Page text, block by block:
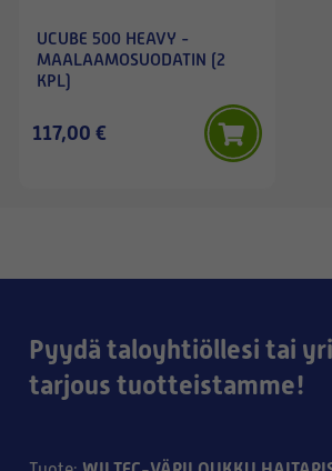
UCUBE 500 HEAVY -
MAALAAMOSUODATIN (2
KPL)
117,00 €
Pyydä taloyhtiöllesi tai
tarjous tuotteistamme!